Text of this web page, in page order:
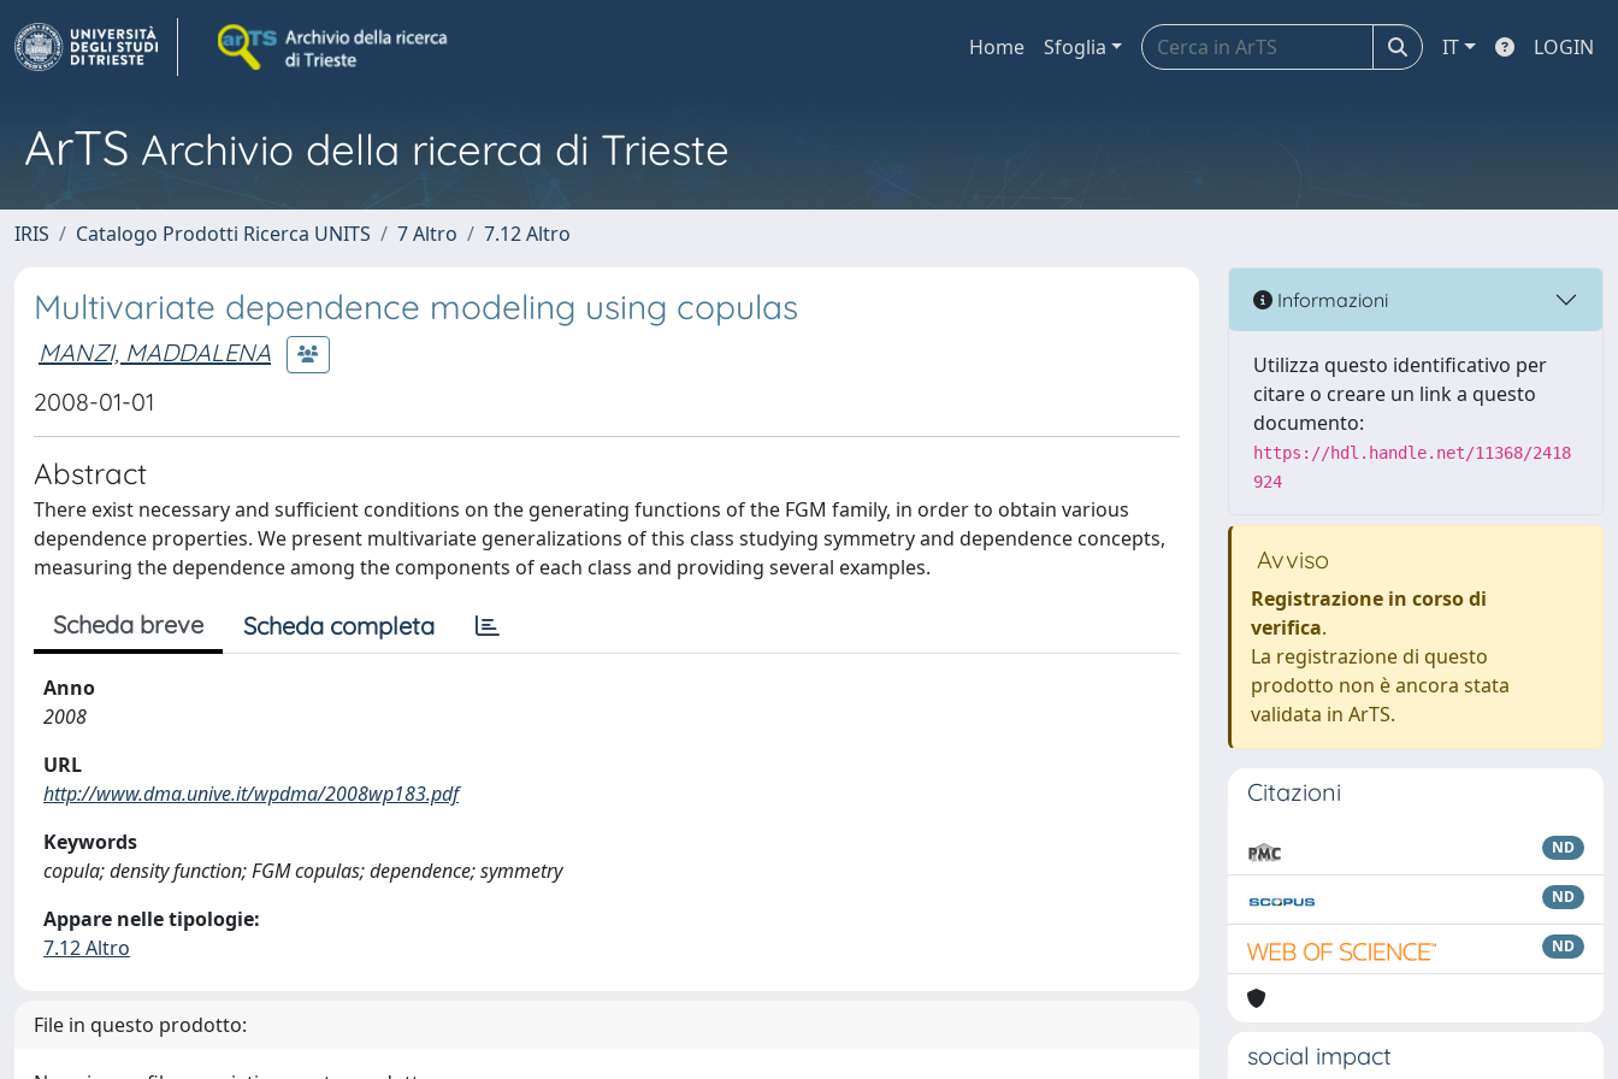
Home Sfoglia IT LOGIN
ArTS Archivio della ricerca di Trieste
IRIS Catalogo Prodotti Ricerca UNITS 7 Altro 7.12 Altro
Multivariate dependence modeling using copulas
MANZI, MADDALENA
2008-01-01
Abstract
There exist necessary and sufficient conditions on the generating functions of the FGM family, in order to obtain various
dependence properties. We present multivariate generalizations of this class studying symmetry and dependence concepts,
measuring the dependence among the components of each class and providing several examples.
Scheda breve Scheda completa
Anno
2008
URL
http://www.dma.unive.it/wpdma/2008wp183.pdf
Keywords
copula; density function; FGM copulas; dependence; symmetry
Appare nelle tipologie:
7.12 Altro
File in questo prodotto:
Informazioni
Utilizza questo identificativo per
citare o creare un link a questo
documento:
https://hdl.handle.net/11368/2418
924
Avviso
Registrazione in corso di
verifica.
La registrazione di questo
prodotto non è ancora stata
validata in ArTS.
Citazioni
ND
ND
ND
social impact